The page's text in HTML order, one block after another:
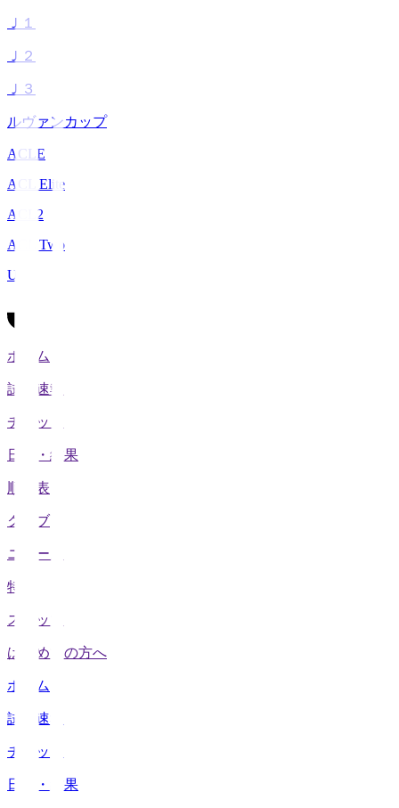
Ｊ１
Ｊ２
Ｊ３
ルヴァンカップ
ACLE
ACL Elite
ACL2
ACL Two
U-21
ホーム
試合速報
チケット
日程・結果
順位表
クラブ
ニュース
特集
スタッツ
はじめての方へ
ホーム
試合速報
チケット
日程・結果